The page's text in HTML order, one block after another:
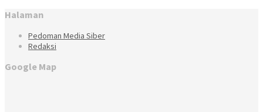
Halaman
Pedoman Media Siber
Redaksi
Google Map